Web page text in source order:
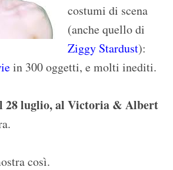
costumi di scena
(anche quello di
Ziggy Stardust):
in 300 oggetti, e molti inediti.
28 luglio, al Victoria & Albert
così.